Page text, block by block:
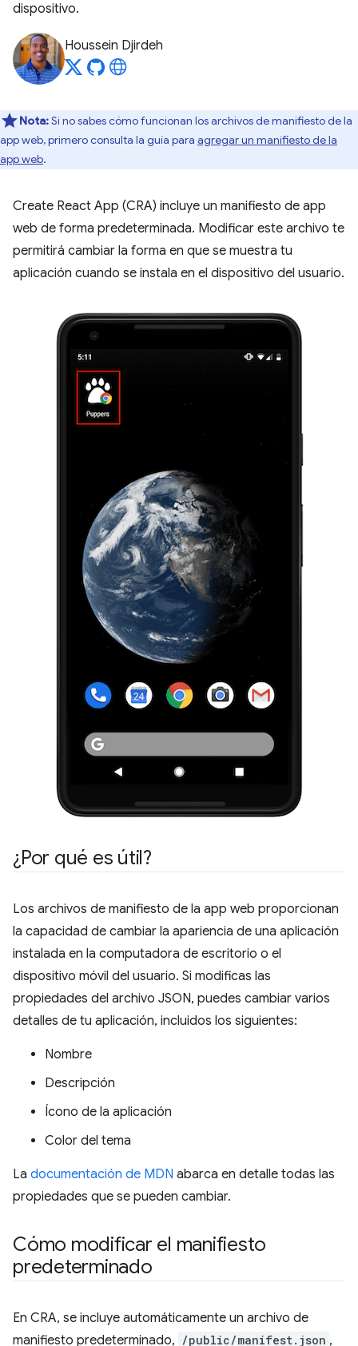
dispositivo.
Houssein Djirdeh
Nota:Si no sabes cómo funcionan los archivos de manifiesto de la
app web, primero consulta la guía para agregar un manifiesto de la
app web.
Create React App (CRA) incluye un manifiesto de app
web de forma predeterminada. Modificar este archivo te
permitirá cambiar la forma en que se muestra tu
aplicación cuando se instala en el dispositivo del usuario.
¿Por qué es útil?
Los archivos de manifiesto de la app web proporcionan
la capacidad de cambiar la apariencia de una aplicación
instalada en la computadora de escritorio o el
dispositivo móvil del usuario. Si modificas las
propiedades del archivo JSON, puedes cambiar varios
detalles de tu aplicación, incluidos los siguientes:
Nombre
Descripción
Ícono de la aplicación
Color del tema
La documentación de MDN abarca en detalle todas las
propiedades que se pueden cambiar.
Cómo modificar el manifiesto
predeterminado
En CRA, se incluye automáticamente un archivo de
manifiesto predeterminado, /public/manifest.json ,